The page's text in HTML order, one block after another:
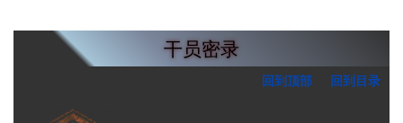
干员密录
回到顶部 回到目录